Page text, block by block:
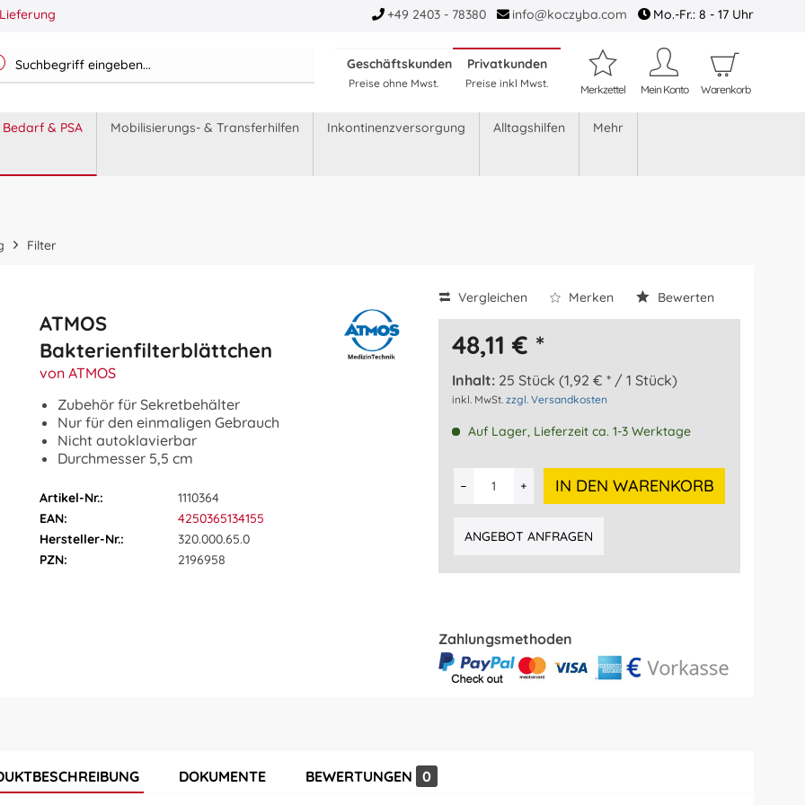
+49 2403 - 78380 info@koczyba.com Mo.-Fr.: 8 - 17 Uhr
Geschäftskunden
Preise ohne Mwst.
Privatkunden
Preise inkl Mwst. Merkzettel Mein Konto Warenkorb
& PSA Mobilisierungs- & Transferhilfen Inkontinenzversorgung Alltagshilfen Mehr
Filter
ATMOS
Bakterienfilterblättchen
von ATMOS
Zubehör für Sekretbehälter
Nur für den einmaligen Gebrauch
Nicht autoklavierbar
Durchmesser 5,5 cm
Artikel-Nr.:
1110364
EAN:
4250365134155
Hersteller-Nr.:
320.000.65.0
PZN:
2196958
Vergleichen Merken Bewerten
48,11 € *
Inhalt: 25 Stück (1,92 € * / 1 Stück)
inkl. MwSt. zzgl. Versandkosten
Auf Lager, Lieferzeit ca. 1-3 Werktage
IN DEN WARENKORB
ANGEBOT ANFRAGEN
Zahlungsmethoden
DOKUMENTE BEWERTUNGEN 0